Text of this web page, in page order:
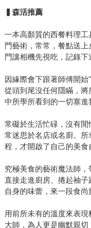
▍森活推薦
一本高顏質的西餐料理
門藝術，常常，餐點送
門讓相機先視吃，記錄
因緣際會下跟著師傅開
從頭到尾沒任何隱瞞，
中所學所看到的一切塞進
常礙於生活忙碌，沒有閒
常迷思於名店或名廚。
程，才開啟了自己的美
究極美食的藝術魔法師，
直接走進廚房、捲起袖
自身的味蕾，來一段食
用前所未有的溫度來表
大師，為人更是幽默親